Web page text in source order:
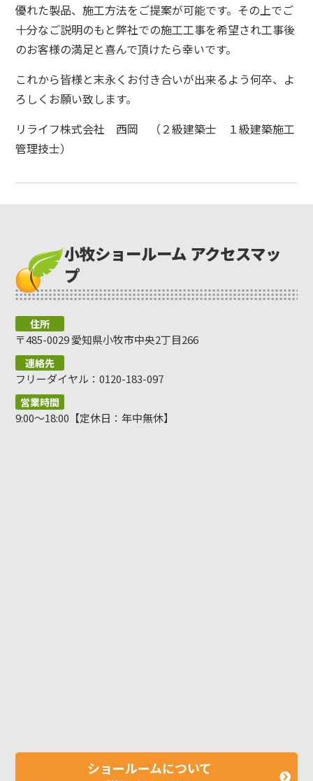
優れた製品、施工方法をご提案が可能です。 その上でご
十分なご説明のもと弊社での施工工事を希望され工事後
のお客様の満足と喜んで頂けたら幸いです。
これから皆様と末永くお付き合いが出来るよう何卒、よ
ろしくお願い致します。
リライフ株式会社 西岡 （２級建築士 １級建築施工
管理技士）
小牧ショールーム アクセスマッ
プ
住所
〒485-0029 愛知県小牧市中央2丁目266
連絡先
フリーダイヤル：0120-183-097
営業時間
9:00～18:00【定休日：年中無休】
ショールームについて